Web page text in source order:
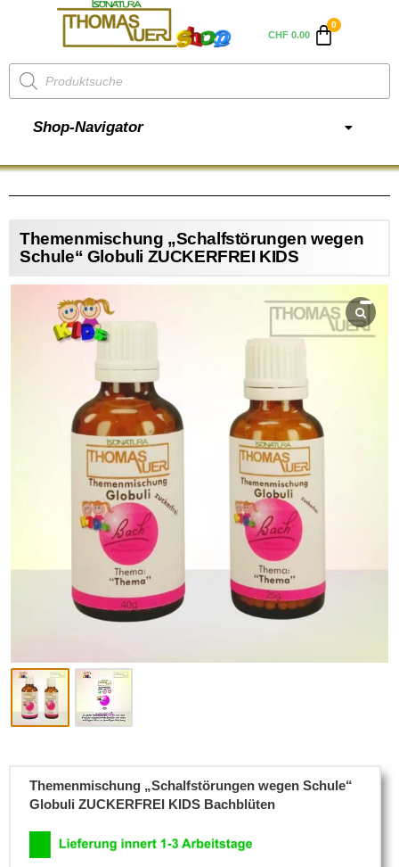
CHF0.00
Shop-Navigator
Themenmischung „Schalfstörungen wegen
Schule“ Globuli ZUCKERFREI KIDS
Themenmischung „Schalfstörungen wegen Schule“
Globuli ZUCKERFREI KIDS Bachblüten